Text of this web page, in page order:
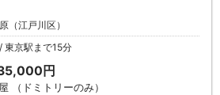
（江戸川区）
東京駅まで15分
円
（ドミトリーのみ）